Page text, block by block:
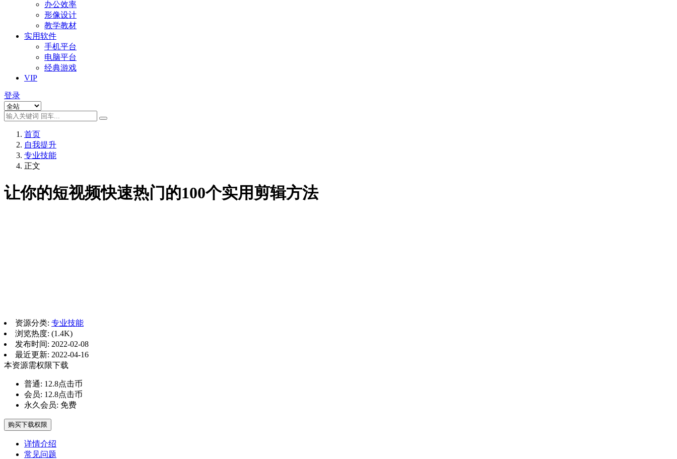
办公效率
形像设计
教学教材
实用软件
手机平台
电脑平台
经典游戏
VIP
登录
首页
自我提升
专业技能
正文
让你的短视频快速热门的100个实用剪辑方法
资源分类: 专业技能
浏览热度: (1.4K)
发布时间: 2022-02-08
最近更新: 2022-04-16
本资源需权限下载
普通: 12.8点击币
会员: 12.8点击币
永久会员: 免费
购买下载权限
详情介绍
常见问题